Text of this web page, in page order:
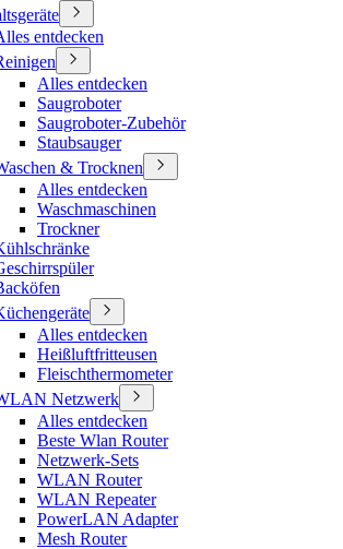
entdecken
Alles entdecken
Saugroboter
Saugroboter-Zubehör
Staubsauger
& Trocknen
Alles entdecken
Waschmaschinen
Trockner
Alles entdecken
Heißluftfritteusen
Fleischthermometer
Netzwerk
Alles entdecken
Beste Wlan Router
Netzwerk-Sets
WLAN Router
WLAN Repeater
PowerLAN Adapter
Mesh Router